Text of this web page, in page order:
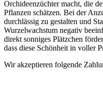
Orchideenzüchter macht, die
Pflanzen schätzen. Bei der
durchlässig zu gestalten und
Wurzelwachstum negativ
direkt sonniges Plätzchen
dass diese Schönheit in voller
Wir akzeptieren folgende